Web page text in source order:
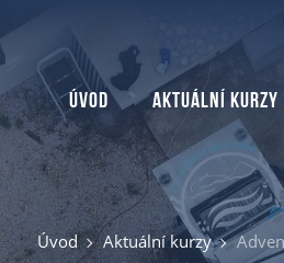
Úvod Aktuální kurzy
Úvod Aktuální kurzy